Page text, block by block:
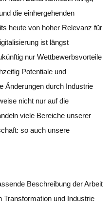
die einhergehenden
heute von hoher Relevanz für
ist längst
nur Wettbewerbsvorteile
Potentiale und
Änderungen durch Industrie
nicht nur auf die
viele Bereiche unserer
so auch unsere
Beschreibung der Arbeit
Transformation und Industrie